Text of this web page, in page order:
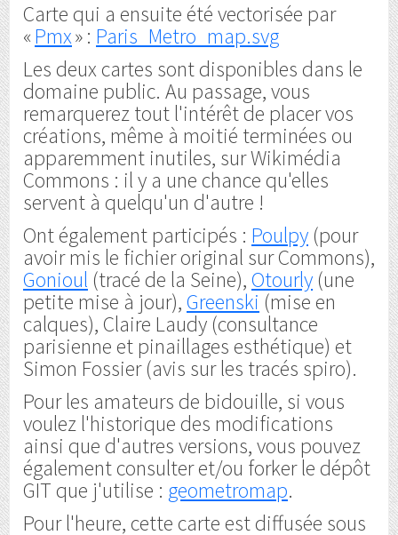
Carte qui a ensuite été vectorisée par
«Pmx» : Paris_Metro_map.svg
Les deux cartes sont disponibles dans le
domaine public. Au passage, vous
remarquerez tout l'intérêt de placer vos
créations, même à moitié terminées ou
apparemment inutiles, sur Wikimédia
Commons : il y a une chance qu'elles
servent à quelqu'un d'autre !
Ont également participés : Poulpy (pour
avoir mis le fichier original sur Commons),
Gonioul (tracé de la Seine),Otourly (une
petite mise à jour),Greenski (mise en
calques), Claire Laudy (consultance
parisienne et pinaillages esthétique) et
Simon Fossier (avis sur les tracés spiro).
Pour les amateurs de bidouille, si vous
voulez l'historique des modifications
ainsi que d'autres versions, vous pouvez
également consulter et/ou forker le dépôt
GIT que j'utilise : geometromap.
Pour l'heure, cette carte est diffusée sous